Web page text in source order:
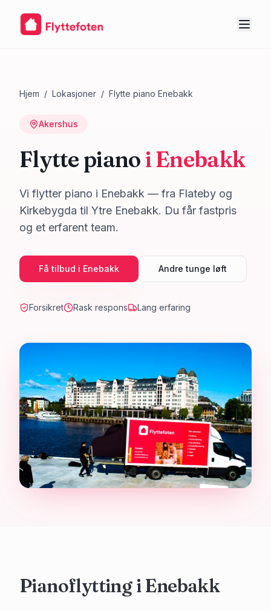
Hjem / Lokasjoner / Flytte piano Enebakk
Akershus
Flytte piano iEnebakk
Vi flytter piano i Enebakk — fra Flateby og
Kirkebygda til Ytre Enebakk. Du får fastpris
og et erfarent team.
Få tilbud i Enebakk Andre tunge løft
Forsikret Rask respons Lang erfaring
Pianoflytting iEnebakk